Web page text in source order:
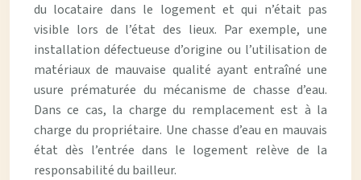
du locataire dans le logement et qui n’était pas
visible lors de l’état des lieux. Par exemple, une
installation défectueuse d’origine ou l’utilisation de
matériaux de mauvaise qualité ayant entraîné une
usure prématurée du mécanisme de chasse d’eau.
Dans ce cas, la charge du remplacement est à la
charge du propriétaire. Une chasse d’eau en mauvais
état dès l’entrée dans le logement relève de la
responsabilité du bailleur.